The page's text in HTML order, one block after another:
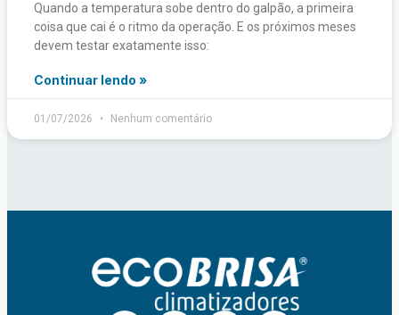
Quando a temperatura sobe dentro do galpão, a primeira
coisa que cai é o ritmo da operação. E os próximos meses
devem testar exatamente isso:
Continuar lendo »
01/07/2026 Nenhum comentário